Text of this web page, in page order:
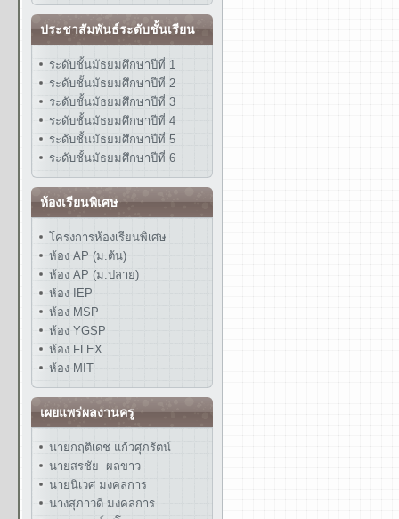
ประชาสัมพันธ์ระดับชั้นเรียน
ระดับชั้นมัธยมศึกษาปีที่ 1
ระดับชั้นมัธยมศึกษาปีที่ 2
ระดับชั้นมัธยมศึกษาปีที่ 3
ระดับชั้นมัธยมศึกษาปีที่ 4
ระดับชั้นมัธยมศึกษาปีที่ 5
ระดับชั้นมัธยมศึกษาปีที่ 6
ห้องเรียนพิเศษ
โครงการห้องเรียนพิเศษ
ห้อง AP (ม.ต้น)
ห้อง AP (ม.ปลาย)
ห้อง IEP
ห้อง MSP
ห้อง YGSP
ห้อง FLEX
ห้อง MIT
เผยแพร่ผลงานครู
นายกฤติเดช แก้วศุภรัตน์
นายสรชัย ผลขาว
นายนิเวศ มงคลการ
นางสุภาวดี มงคลการ